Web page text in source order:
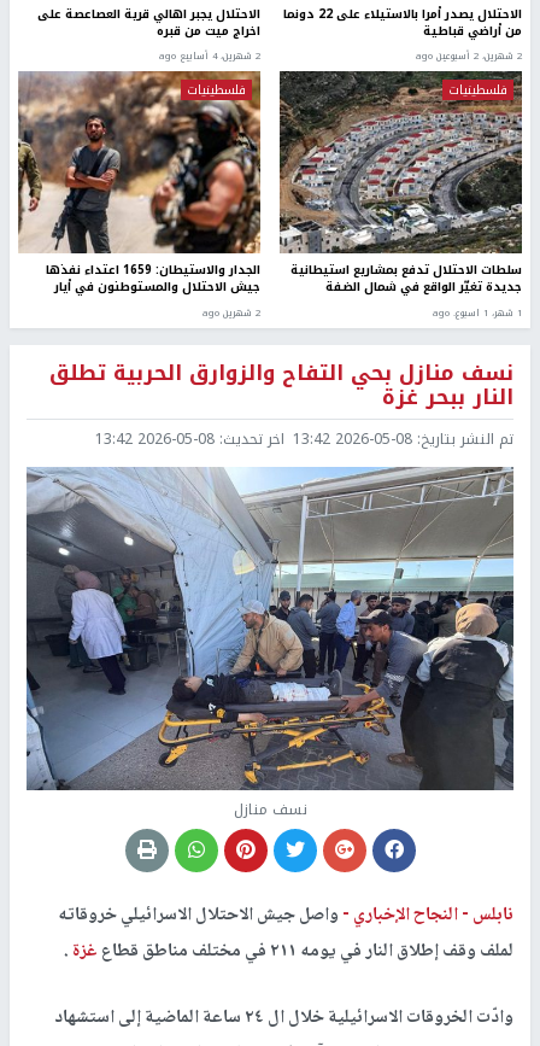
الاحتلال يصدر أمرا بالاستيلاء على 22 دونما
من أراضي قباطية
2 شهرين، 2 أسبوعين ago
الاحتلال يجبر اهالي قرية العصاعصة على
اخراج ميت من قبره
2 شهرين، 4 أسابيع ago
فلسطينيات
سلطات الاحتلال تدفع بمشاريع استيطانية
جديدة تغيّر الواقع في شمال الضفة
1 شهر، 1 اسبوع. ago
فلسطينيات
الجدار والاستيطان: 1659 اعتداء نفذها
جيش الاحتلال والمستوطنون في أيار
2 شهرين ago
نسف منازل بحي التفاح والزوارق الحربية تطلق
النار ببحر غزة
تم النشر بتاريخ: 2026-05-08 13:42 اخر تحديث: 2026-05-08 13:42
نسف منازل
نابلس -النجاح الإخباري -واصل جيش الاحتلال الاسرائيلي خروقاته
لملف وقف إطلاق النار في يومه ٢١١ في مختلف مناطق قطاع
غزة.
وادّت الخروقات الاسرائيلية خلال ال ٢٤ ساعة الماضية إلى استشهاد